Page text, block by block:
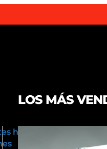
hidráulicos
LOS MÁS